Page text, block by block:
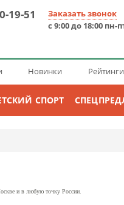
19-51
Заказать звонок
с 9:00 до 18:00 пн-
Новинки Рейтинги
СПОРТ
и в любую точку России.